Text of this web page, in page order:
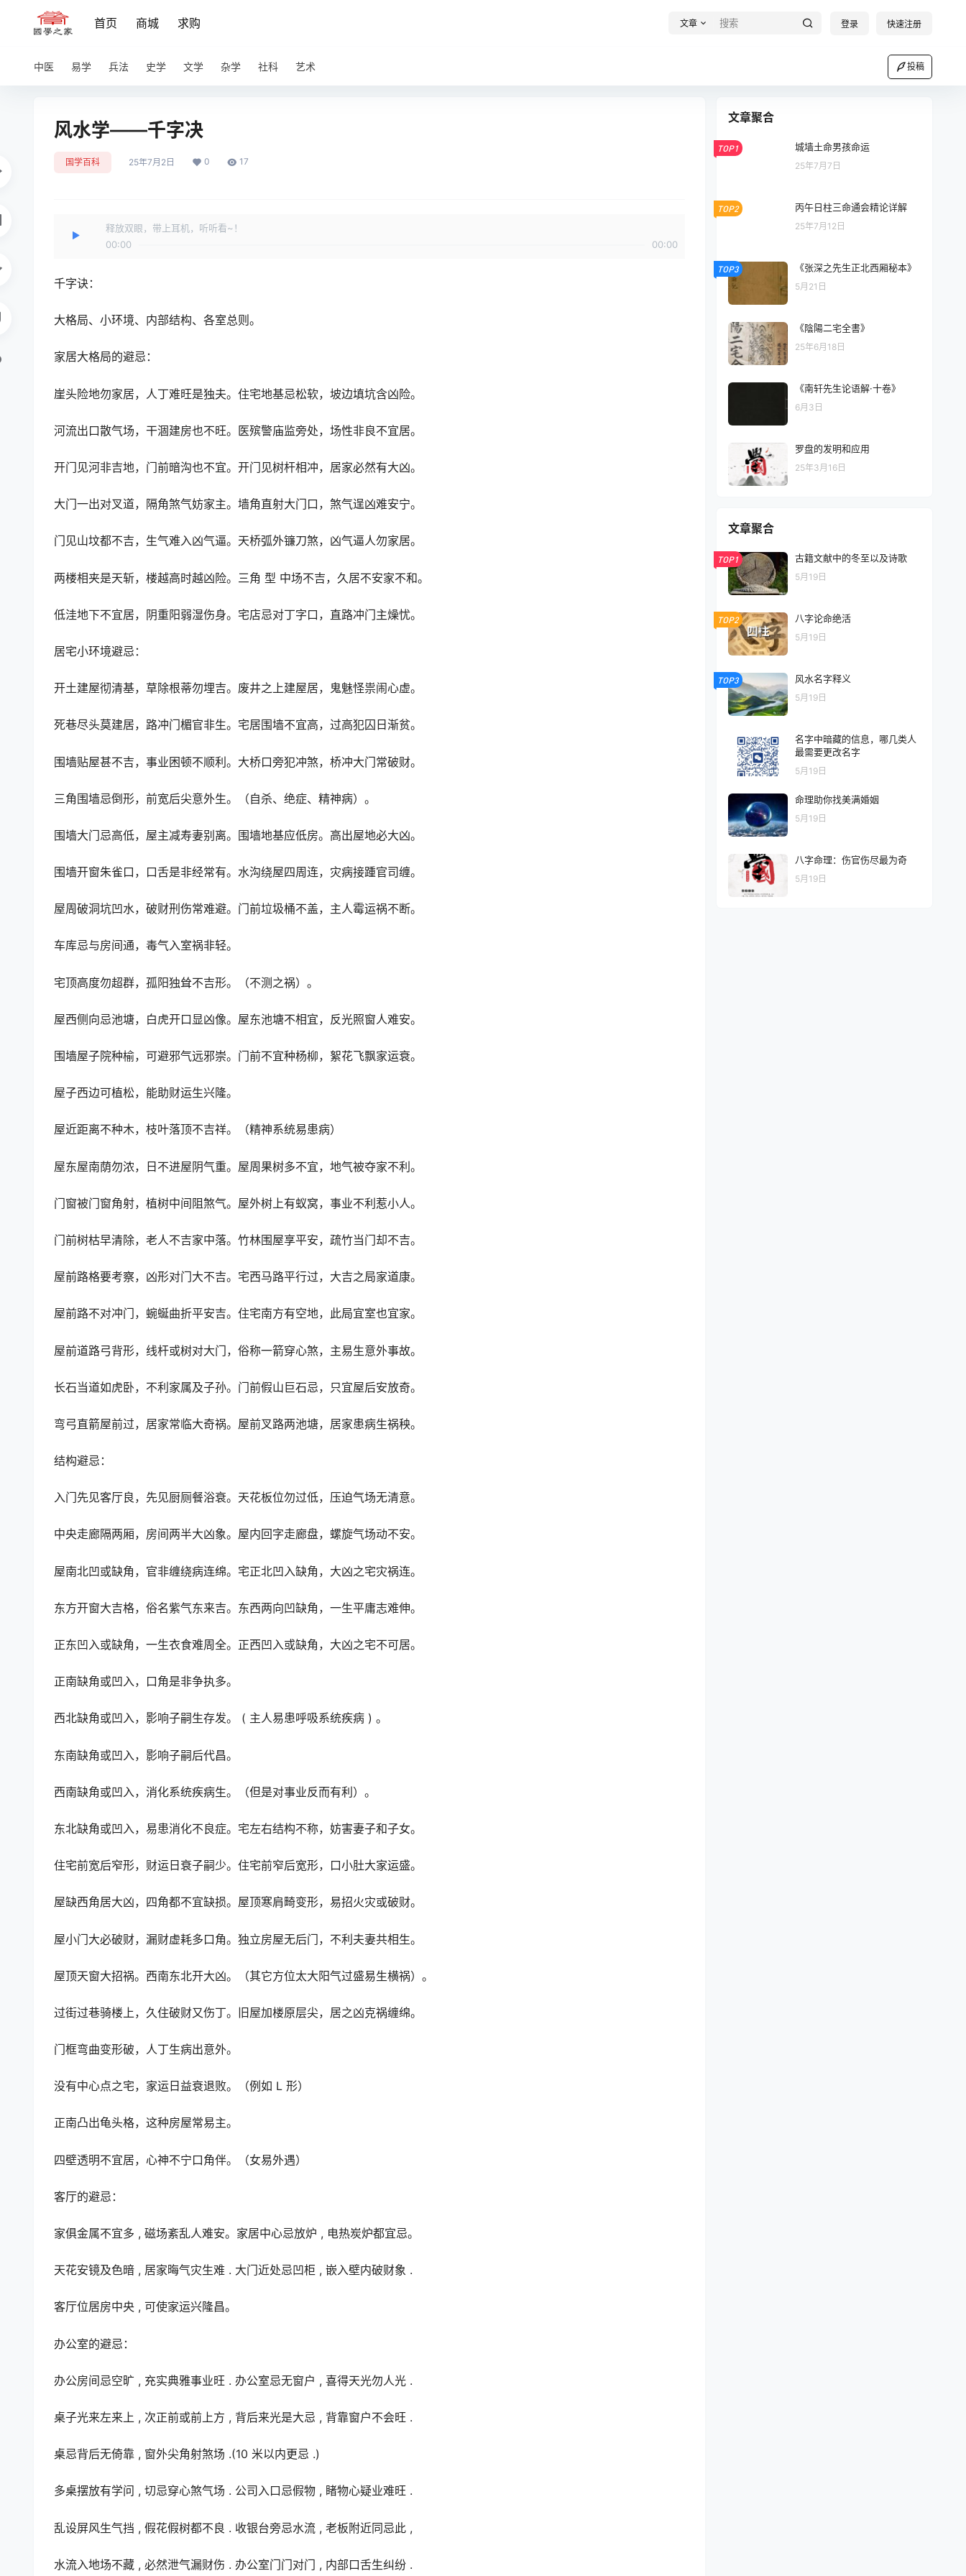
首页 商城 求购 文章 登录 快速注册
中医 易学 兵法 史学 文学 杂学 社科 艺术 投稿
风水学——千字决
国学百科 25年7月2日 0 17
释放双眼，带上耳机，听听看~！
00:00
00:00
千字诀：
大格局、小环境、内部结构、各室总则。
家居大格局的避忌：
崖头险地勿家居，人丁难旺是独夫。住宅地基忌松软，坡边填坑含凶险。
河流出口散气场，干涸建房也不旺。医殡警庙监旁处，场性非良不宜居。
开门见河非吉地，门前暗沟也不宜。开门见树杆相冲，居家必然有大凶。
大门一出对叉道，隔角煞气妨家主。墙角直射大门口，煞气逞凶难安宁。
门见山坟都不吉，生气难入凶气逼。天桥弧外镰刀煞，凶气逼人勿家居。
两楼相夹是天斩，楼越高时越凶险。三角 型 中场不吉，久居不安家不和。
低洼地下不宜居，阴重阳弱湿伤身。宅店忌对丁字口，直路冲门主燥忧。
居宅小环境避忌：
开土建屋彻清基，草除根蒂勿埋吉。废井之上建屋居，鬼魅怪祟闹心虚。
死巷尽头莫建居，路冲门楣官非生。宅居围墙不宜高，过高犯囚日渐贫。
围墙贴屋甚不吉，事业困顿不顺利。大桥口旁犯冲煞，桥冲大门常破财。
三角围墙忌倒形，前宽后尖意外生。（自杀、绝症、精神病）。
围墙大门忌高低，屋主减寿妻别离。围墙地基应低房。高出屋地必大凶。
围墙开窗朱雀口，口舌是非经常有。水沟绕屋四周连，灾病接踵官司缠。
屋周破洞坑凹水，破财刑伤常难避。门前垃圾桶不盖，主人霉运祸不断。
车库忌与房间通，毒气入室祸非轻。
宅顶高度勿超群，孤阳独耸不吉形。（不测之祸）。
屋西侧向忌池塘，白虎开口显凶像。屋东池塘不相宜，反光照窗人难安。
围墙屋子院种榆，可避邪气远邪崇。门前不宜种杨柳，絮花飞飘家运衰。
屋子西边可植松，能助财运生兴隆。
屋近距离不种木，枝叶落顶不吉祥。（精神系统易患病）
屋东屋南荫勿浓，日不进屋阴气重。屋周果树多不宜，地气被夺家不利。
门窗被门窗角射，植树中间阻煞气。屋外树上有蚁窝，事业不利惹小人。
门前树枯早清除，老人不吉家中落。竹林围屋享平安，疏竹当门却不吉。
屋前路格要考察，凶形对门大不吉。宅西马路平行过，大吉之局家道康。
屋前路不对冲门，蜿蜒曲折平安吉。住宅南方有空地，此局宜室也宜家。
屋前道路弓背形，线杆或树对大门，俗称一箭穿心煞，主易生意外事故。
长石当道如虎卧，不利家属及子孙。门前假山巨石忌，只宜屋后安放奇。
弯弓直箭屋前过，居家常临大奇祸。屋前叉路两池塘，居家患病生祸秧。
结构避忌：
入门先见客厅良，先见厨厕餐浴衰。天花板位勿过低，压迫气场无清意。
中央走廊隔两厢，房间两半大凶象。屋内回字走廊盘，螺旋气场动不安。
屋南北凹或缺角，官非缠绕病连绵。宅正北凹入缺角，大凶之宅灾祸连。
东方开窗大吉格，俗名紫气东来吉。东西两向凹缺角，一生平庸志难伸。
正东凹入或缺角，一生衣食难周全。正西凹入或缺角，大凶之宅不可居。
正南缺角或凹入，口角是非争执多。
西北缺角或凹入，影响子嗣生存发。 ( 主人易患呼吸系统疾病 ) 。
东南缺角或凹入，影响子嗣后代昌。
西南缺角或凹入，消化系统疾病生。（但是对事业反而有利）。
东北缺角或凹入，易患消化不良症。宅左右结构不称，妨害妻子和子女。
住宅前宽后窄形，财运日衰子嗣少。住宅前窄后宽形，口小肚大家运盛。
屋缺西角居大凶，四角都不宜缺损。屋顶寒肩畸变形，易招火灾或破财。
屋小门大必破财，漏财虚耗多口角。独立房屋无后门，不利夫妻共相生。
屋顶天窗大招祸。西南东北开大凶。（其它方位太大阳气过盛易生横祸）。
过街过巷骑楼上，久住破财又伤丁。旧屋加楼原层尖，居之凶克祸缠绵。
门框弯曲变形破，人丁生病出意外。
没有中心点之宅，家运日益衰退败。（例如 L 形）
正南凸出龟头格，这种房屋常易主。
四壁透明不宜居，心神不宁口角伴。（女易外遇）
客厅的避忌：
家俱金属不宜多 , 磁场紊乱人难安。家居中心忌放炉 , 电热炭炉都宜忌。
天花安镜及色暗 , 居家晦气灾生难 . 大门近处忌凹柜 , 嵌入壁内破财象 .
客厅位居房中央 , 可使家运兴隆昌。
办公室的避忌：
办公房间忌空旷 , 充实典雅事业旺 . 办公室忌无窗户 , 喜得天光勿人光 .
桌子光来左来上 , 次正前或前上方 , 背后来光是大忌 , 背靠窗户不会旺 .
桌忌背后无倚靠 , 窗外尖角射煞场 .(10 米以内更忌 .)
多桌摆放有学问 , 切忌穿心煞气场 . 公司入口忌假物 , 睹物心疑业难旺 .
乱设屏风生气挡 , 假花假树都不良 . 收银台旁忌水流 , 老板附近同忌此 ,
水流入地场不藏 , 必然泄气漏财伤 . 办公室门门对门 , 内部口舌生纠纷 .
文章聚合
TOP1 城墙土命男孩命运
25年7月7日
TOP2 丙午日柱三命通会精论详解
25年7月12日
TOP3 《张深之先生正北西厢秘本》
5月21日
《陰陽二宅全書》
25年6月18日
《南轩先生论语解·十卷》
6月3日
罗盘的发明和应用
25年3月16日
文章聚合
TOP1 古籍文献中的冬至以及诗歌
5月19日
TOP2 八字论命绝活
5月19日
TOP3 风水名字释义
5月19日
名字中暗藏的信息，哪几类人
最需要更改名字
5月19日
命理助你找美满婚姻
5月19日
八字命理：伤官伤尽最为奇
5月19日